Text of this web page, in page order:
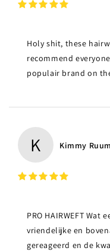
Holy shit, these
recommend
populair brand on
K Kimmy
PRO HAIRWEFT Wat
vriendelijke en
gereageerd en de